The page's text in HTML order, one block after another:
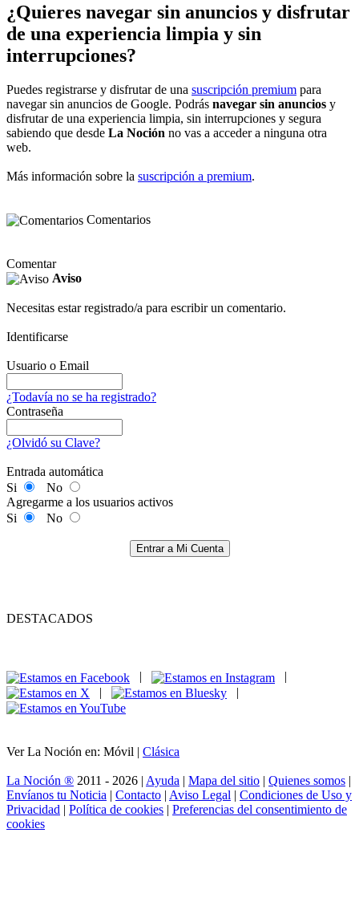
¿Quieres navegar sin anuncios y disfrutar
de una experiencia limpia y sin
interrupciones?
Puedes registrarse y disfrutar de una suscripción premium para
navegar sin anuncios de Google. Podrás navegar sin anuncios y
disfrutar de una experiencia limpia, sin interrupciones y segura
sabiendo que desde La Noción no vas a acceder a ninguna otra
web.
Más información sobre la suscripción a premium.
Comentarios
Comentar
Aviso
Necesitas estar registrado/a para escribir un comentario.
Identificarse
Usuario o Email
¿Todavía no se ha registrado?
Contraseña
¿Olvidó su Clave?
Entrada automática
Si
No
Agregarme a los usuarios activos
Si
No
Entrar a Mi Cuenta
DESTACADOS
|
|
Ver La Noción en: Móvil | Clásica
La Noción ® 2011 - 2026 | Ayuda | Mapa del sitio | Quienes somos |
Envíanos tu Noticia | Contacto | Aviso Legal | Condiciones de Uso y
Privacidad | Política de cookies | Preferencias del consentimiento de
cookies